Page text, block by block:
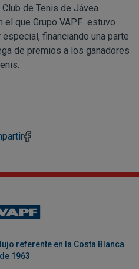
de Tenis de Jávea
el que Grupo VAPF estuvo
financiando una parte
de premios a los ganadores
referente en la Costa Blanca
1963